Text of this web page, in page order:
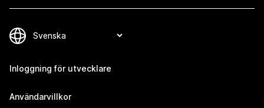
Inloggning för utvecklare
Användarvillkor